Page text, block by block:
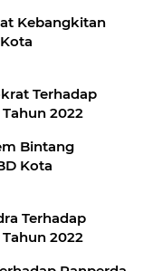
Kebangkitan
Terhadap
2022
Bintang
Kota
Terhadap
2022